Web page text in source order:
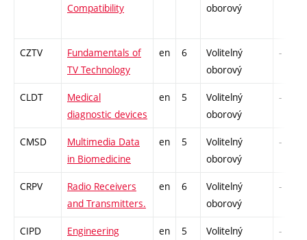
Compatibility
oborový
CZTV
Fundamentals of
TV Technology
en 6
Volitelný
oborový
-
CLDT
Medical
diagnostic devices
en 5
Volitelný
oborový
-
CMSD
Multimedia Data
in Biomedicine
en 5
Volitelný
oborový
-
CRPV
Radio Receivers
and Transmitters.
en 6
Volitelný
oborový
-
CIPD
Engineering
en 5
Volitelný
-